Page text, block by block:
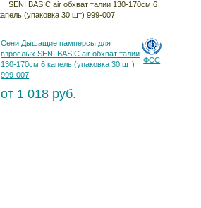
ФСС
Сени Дышащие памперсы для
взрослых SENI BASIC air обхват талии
130-170см 6 капель (упаковка 30 шт)
999-007
от 1 018 руб.